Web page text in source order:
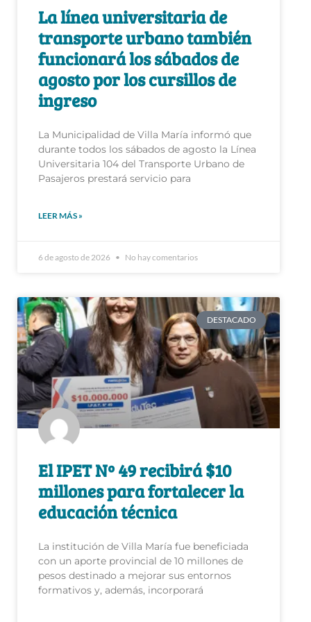
La línea universitaria de
transporte urbano también
funcionará los sábados de
agosto por los cursillos de
ingreso
La Municipalidad de Villa María informó que
durante todos los sábados de agosto la Línea
Universitaria 104 del Transporte Urbano de
Pasajeros prestará servicio para
LEER MÁS »
6 de agosto de 2026 No hay comentarios
DESTACADO
El IPET Nº 49 recibirá $10
millones para fortalecer la
educación técnica
La institución de Villa María fue beneficiada
con un aporte provincial de 10 millones de
pesos destinado a mejorar sus entornos
formativos y, además, incorporará